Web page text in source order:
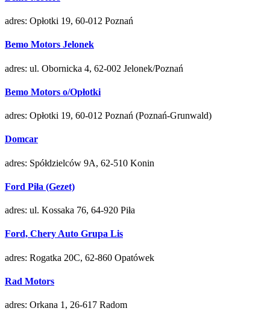
adres: Opłotki 19, 60-012 Poznań
Bemo Motors Jelonek
adres: ul. Obornicka 4, 62-002 Jelonek/Poznań
Bemo Motors o/Opłotki
adres: Opłotki 19, 60-012 Poznań (Poznań-Grunwald)
Domcar
adres: Spółdzielców 9A, 62-510 Konin
Ford Piła (Gezet)
adres: ul. Kossaka 76, 64-920 Piła
Ford, Chery Auto Grupa Lis
adres: Rogatka 20C, 62-860 Opatówek
Rad Motors
adres: Orkana 1, 26-617 Radom